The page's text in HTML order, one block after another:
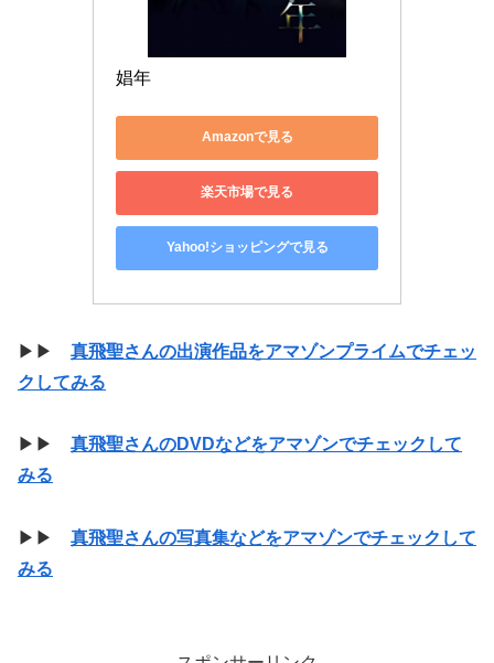
娼年
Amazonで見る
楽天市場で見る
Yahoo!ショッピングで見る
▶▶ 真飛聖さんの出演作品をアマゾンプライムでチェッ
クしてみる
▶▶ 真飛聖さんのDVDなどをアマゾンでチェックして
みる
▶▶ 真飛聖さんの写真集などをアマゾンでチェックして
みる